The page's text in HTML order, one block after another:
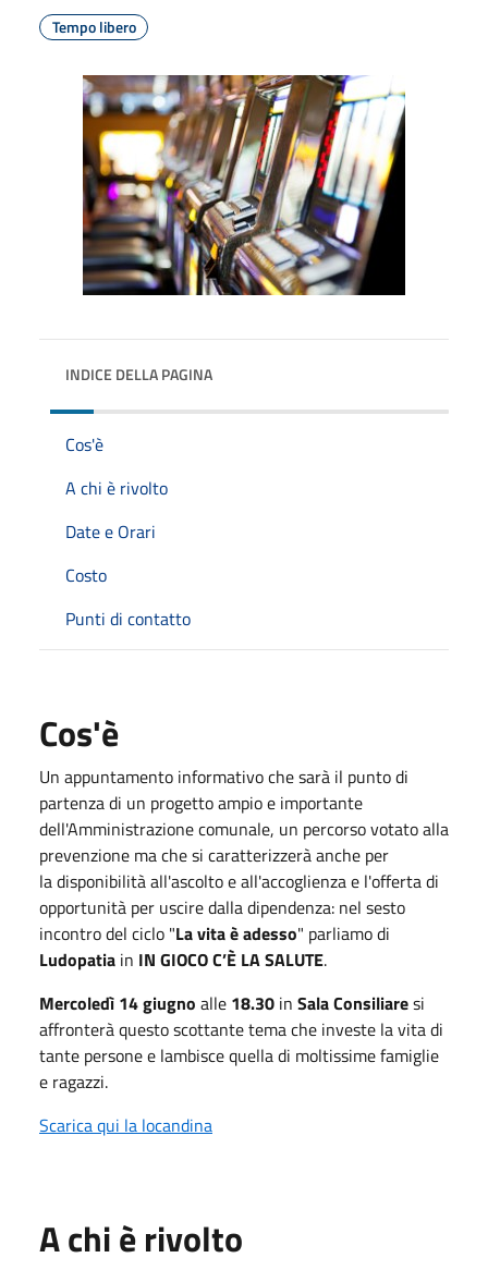
Tempo libero
INDICE DELLA PAGINA
Cos'è
A chi è rivolto
Date e Orari
Costo
Punti di contatto
Cos'è
Un appuntamento informativo che sarà il punto di
partenza di un progetto ampio e importante
dell'Amministrazione comunale, un percorso votato alla
prevenzione ma che si caratterizzerà anche per
la disponibilità all'ascolto e all'accoglienza e l'offerta di
opportunità per uscire dalla dipendenza: nel sesto
incontro del ciclo "La vita è adesso" parliamo di
Ludopatia in IN GIOCO C’È LA SALUTE.
Mercoledì 14 giugno alle 18.30 in Sala Consiliaresi
affronterà questo scottante tema che investe la vita di
tante persone e lambisce quella di moltissime famiglie
e ragazzi.
Scarica qui la locandina
A chi è rivolto